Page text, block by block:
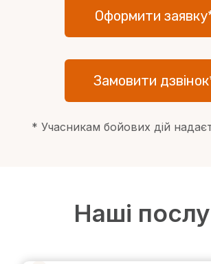
Оформити
Замовити
* Учасникам бойових дій
Наші